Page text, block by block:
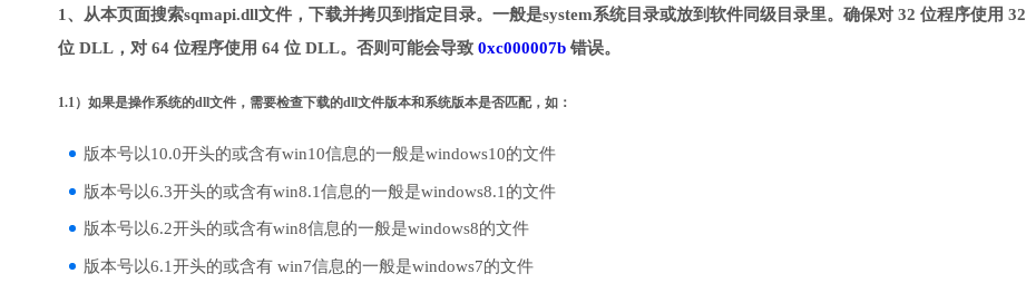
1、从本页面搜索sqmapi.dll文件，下载并拷贝到指定目录。一般是system系统目录或放到软件同级目录里。确保对 32 位程序使用 32
位 DLL，对 64 位程序使用 64 位 DLL。否则可能会导致 0xc000007b 错误。
1.1）如果是操作系统的dll文件，需要检查下载的dll文件版本和系统版本是否匹配，如：
版本号以10.0开头的或含有win10信息的一般是windows10的文件
版本号以6.3开头的或含有win8.1信息的一般是windows8.1的文件
版本号以6.2开头的或含有win8信息的一般是windows8的文件
版本号以6.1开头的或含有 win7信息的一般是windows7的文件